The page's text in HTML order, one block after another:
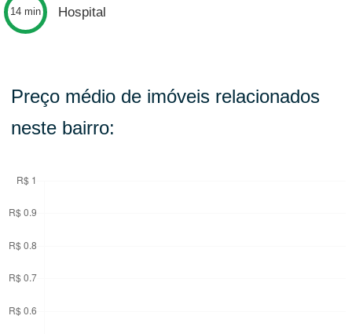
14 min Hospital
Preço médio de imóveis relacionados
neste bairro: